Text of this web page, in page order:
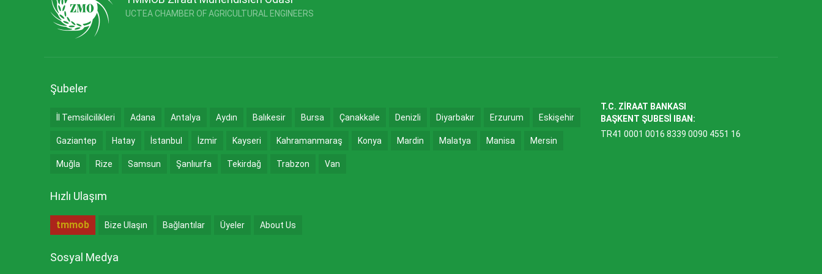
UCTEA CHAMBER OF AGRICULTURAL ENGINEERS
Şubeler
İl Temsilcilikleri Adana Antalya Aydın Balıkesir Bursa Çanakkale Denizli Diyarbakır Erzurum Eskişehir
Gaziantep Hatay İstanbul İzmir Kayseri Kahramanmaraş Konya Mardin Malatya Manisa Mersin
Muğla Rize Samsun Şanlıurfa Tekirdağ Trabzon Van
Hızlı Ulaşım
tmmob Bize Ulaşın Bağlantılar Üyeler About Us
Sosyal Medya
T.C. ZİRAAT BANKASI
BAŞKENT ŞUBESİ IBAN:
TR41 0001 0016 8339 0090 4551 16